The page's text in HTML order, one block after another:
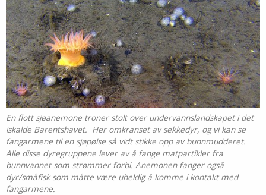
En flott sjøanemone troner stolt over undervannslandskapet i det
iskalde Barentshavet. Her omkranset av sekkedyr, og vi kan se
fangarmene til en sjøpølse så vidt stikke opp av bunnmudderet.
Alle disse dyregruppene lever av å fange matpartikler fra
bunnvannet som strømmer forbi. Anemonen fanger også
dyr/småfisk som måtte være uheldig å komme i kontakt med
fangarmene.